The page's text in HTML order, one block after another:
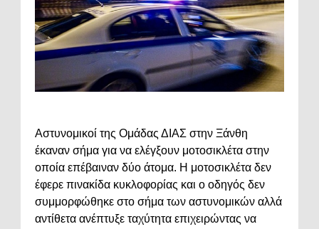
Αστυνομικοί της Ομάδας ΔΙΑΣ στην Ξάνθη
έκαναν σήμα για να ελέγξουν μοτοσικλέτα στην
οποία επέβαιναν δύο άτομα. Η μοτοσικλέτα δεν
έφερε πινακίδα κυκλοφορίας και ο οδηγός δεν
συμμορφώθηκε στο σήμα των αστυνομικών αλλά
αντίθετα ανέπτυξε ταχύτητα επιχειρώντας να